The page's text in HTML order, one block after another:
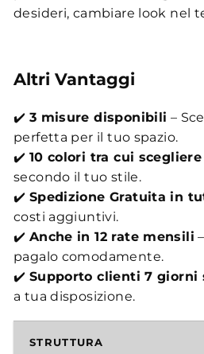
desideri, cambiare look nel
Altri Vantaggi
✔️ 3 misure disponibili –
perfetta per il tuo spazio.
✔️ 10 colori tra cui scegliere
secondo il tuo stile.
✔️ Spedizione Gratuita in
costi aggiuntivi.
✔️ Anche in 12 rate mensili
pagalo comodamente.
✔️ Supporto clienti 7 giorni
a tua disposizione.
STRUTTURA